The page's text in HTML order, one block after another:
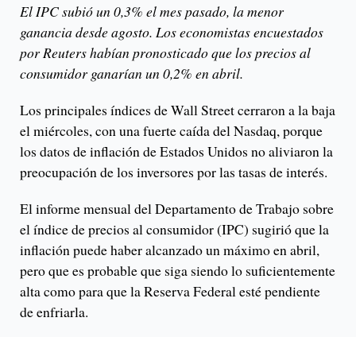
El IPC subió un 0,3% el mes pasado, la menor
ganancia desde agosto. Los economistas encuestados
por Reuters habían pronosticado que los precios al
consumidor ganarían un 0,2% en abril.
Los principales índices de Wall Street cerraron a la baja
el miércoles, con una fuerte caída del Nasdaq, porque
los datos de inflación de Estados Unidos no aliviaron la
preocupación de los inversores por las tasas de interés.
El informe mensual del Departamento de Trabajo sobre
el índice de precios al consumidor (IPC) sugirió que la
inflación puede haber alcanzado un máximo en abril,
pero que es probable que siga siendo lo suficientemente
alta como para que la Reserva Federal esté pendiente
de enfriarla.